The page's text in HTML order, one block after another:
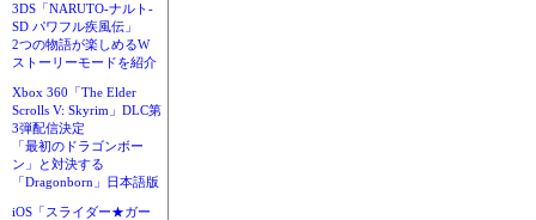
3DS「NARUTO-ナルト-
SD パワフル疾風伝」
2つの物語が楽しめるW
ストーリーモードを紹介
Xbox 360「The Elder
Scrolls V: Skyrim」DLC第
3弾配信決定
「最初のドラゴンボー
ン」と対決する
「Dragonborn」日本語版
iOS「スライダー★ガー